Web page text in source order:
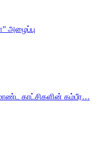
அழைப்பு
காட்சிகளின் கம்பீர…